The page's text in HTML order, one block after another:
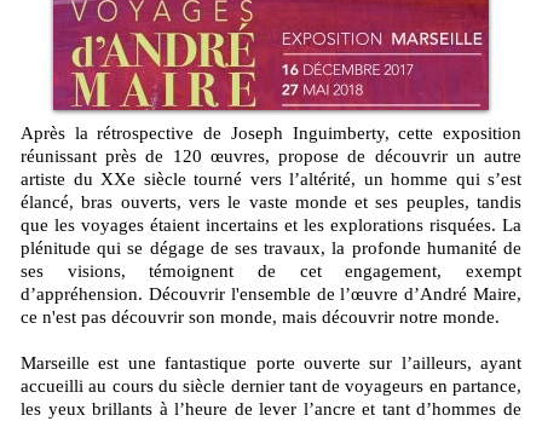
Après la rétrospective de Joseph Inguimberty, cette exposition
réunissant près de 120 œuvres, propose de découvrir un autre
artiste du XXe siècle tourné vers l’altérité, un homme qui s’est
élancé, bras ouverts, vers le vaste monde et ses peuples, tandis
que les voyages étaient incertains et les explorations risquées. La
plénitude qui se dégage de ses travaux, la profonde humanité de
ses visions, témoignent de cet engagement, exempt
d’appréhension. Découvrir l'ensemble de l’œuvre d’André Maire,
ce n'est pas découvrir son monde, mais découvrir notre monde.
Marseille est une fantastique porte ouverte sur l’ailleurs, ayant
accueilli au cours du siècle dernier tant de voyageurs en partance,
les yeux brillants à l’heure de lever l’ancre et tant d’hommes de